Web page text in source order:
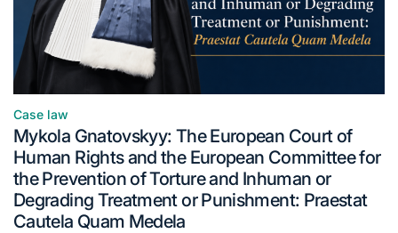
Case law
Mykola Gnatovskyy: The European Court of
Human Rights and the European Committee for
the Prevention of Torture and Inhuman or
Degrading Treatment or Punishment: Praestat
Cautela Quam Medela